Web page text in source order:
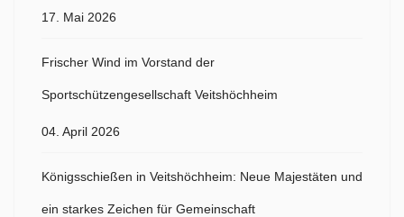
17. Mai 2026
Frischer Wind im Vorstand der
Sportschützengesellschaft Veitshöchheim
04. April 2026
Königsschießen in Veitshöchheim: Neue Majestäten und
ein starkes Zeichen für Gemeinschaft